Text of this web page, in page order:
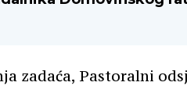
zadaća, Pastoralni